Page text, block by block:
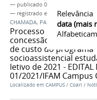
Relevância
data (mais
— publicado 01/07/2021
— registrado em:
RESULTADO
CHAMADA, PAES IFAM CCO,
Processo de seleção
concessão de benefício
de custo do programa
socioassistencial
letivo de 2021 - EDITAL
01/2021/IFAM Campus
Localizado em CAMPUS / Coari /